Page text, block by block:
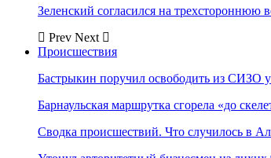
Зеленский согласился на
Prev Next
Происшествия
Бастрыкин поручил освободить из СИЗО
Барнаульская маршрутка сгорела «до
Сводка происшествий. Что случилось в